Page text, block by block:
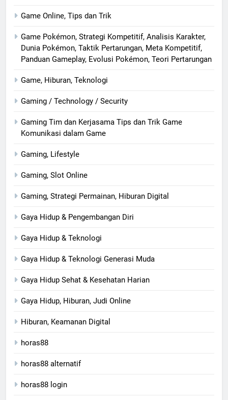
Game Online, Tips dan Trik
Game Pokémon, Strategi Kompetitif, Analisis Karakter,
Dunia Pokémon, Taktik Pertarungan, Meta Kompetitif,
Panduan Gameplay, Evolusi Pokémon, Teori Pertarungan
Game, Hiburan, Teknologi
Gaming / Technology / Security
Gaming Tim dan Kerjasama Tips dan Trik Game
Komunikasi dalam Game
Gaming, Lifestyle
Gaming, Slot Online
Gaming, Strategi Permainan, Hiburan Digital
Gaya Hidup & Pengembangan Diri
Gaya Hidup & Teknologi
Gaya Hidup & Teknologi Generasi Muda
Gaya Hidup Sehat & Kesehatan Harian
Gaya Hidup, Hiburan, Judi Online
Hiburan, Keamanan Digital
horas88
horas88 alternatif
horas88 login